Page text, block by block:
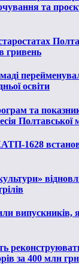
та
гривень
освіти
та
Полтавської
1628
випускників,
за 400 млн грн